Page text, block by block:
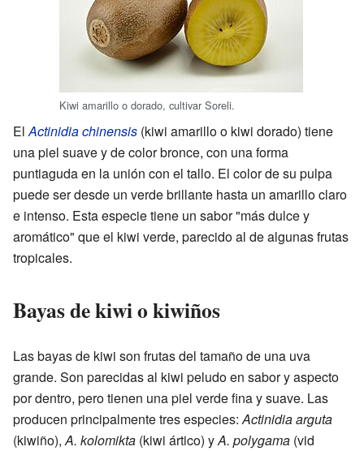
Kiwi amarillo o dorado, cultivar Soreli.
ElActinidia chinensis (kiwi amarillo o kiwi dorado) tiene
una piel suave y de color bronce, con una forma
puntiaguda en la unión con el tallo. El color de su pulpa
puede ser desde un verde brillante hasta un amarillo claro
e intenso. Esta especie tiene un sabor "más dulce y
aromático" que el kiwi verde, parecido al de algunas frutas
tropicales.
Bayas de kiwi o kiwiños
Las bayas de kiwi son frutas del tamaño de una uva
grande. Son parecidas al kiwi peludo en sabor y aspecto
por dentro, pero tienen una piel verde fina y suave. Las
producen principalmente tres especies:Actinidia arguta
(kiwiño),A. kolomikta (kiwi ártico) yA. polygama (vid